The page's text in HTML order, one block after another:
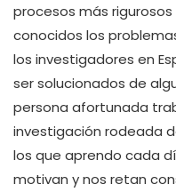
procesos más
conocidos los
los investigadores en
ser solucionados de
persona afortunada
investigación rodeada
los que aprendo cada
motivan y nos retan